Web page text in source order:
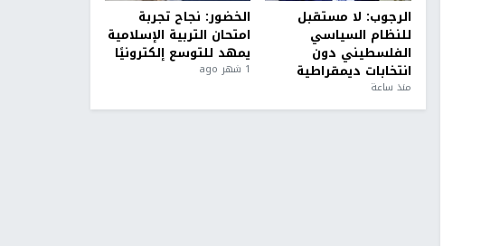
الرجوب: لا مستقبل
للنظام السياسي
الفلسطيني دون
انتخابات ديمقراطية
منذ ساعة
الخضور: نجاح تجربة
امتحان التربية الإسلامية
يمهد للتوسع إلكترونيًا
1 شهر ago